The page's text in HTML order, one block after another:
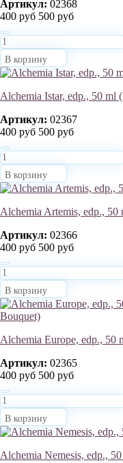
Артикул: 02368
400 руб 500 руб
В корзину
Alchemia Istar, edp., 50 ml
Артикул: 02367
400 руб 500 руб
В корзину
Alchemia Artemis, edp.,
Артикул: 02366
400 руб 500 руб
В корзину
Alchemia Europe, edp.,
Артикул: 02365
400 руб 500 руб
В корзину
Alchemia Nemesis, edp.,